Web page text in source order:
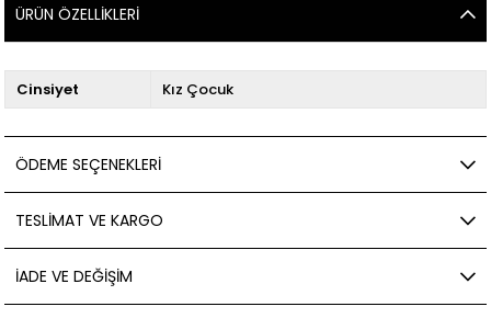
ÜRÜN ÖZELLIKLERI
Cinsiyet Kız Çocuk
ÖDEME SEÇENEKLERI
TESLIMAT VE KARGO
İADE VE DEĞIŞIM